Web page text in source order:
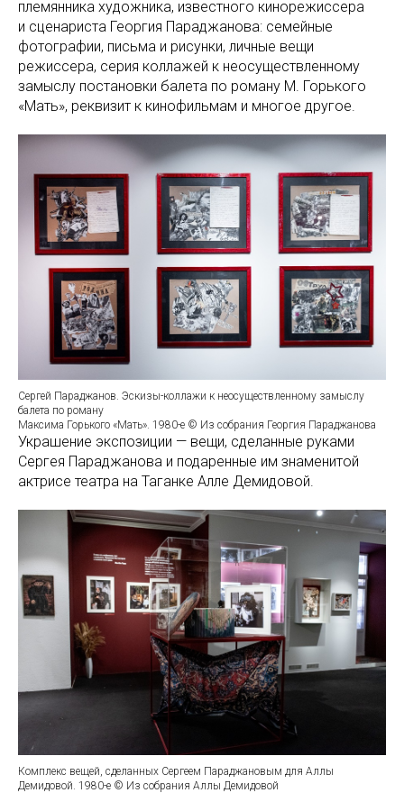
племянника художника, известного кинорежиссера
и сценариста Георгия Параджанова: семейные
фотографии, письма и рисунки, личные вещи
режиссера, серия коллажей к неосуществленному
замыслу постановки балета по роману М. Горького
«Мать», реквизит к кинофильмам и многое другое.
Сергей Параджанов. Эскизы-коллажи к неосуществленному замыслу
балета по роману
Максима Горького «Мать». 1980-е © Из собрания Георгия Параджанова
Украшение экспозиции — вещи, сделанные руками
Сергея Параджанова и подаренные им знаменитой
актрисе театра на Таганке Алле Демидовой.
Комплекс вещей, сделанных Сергеем Параджановым для Аллы
Демидовой. 1980-е © Из собрания Аллы Демидовой